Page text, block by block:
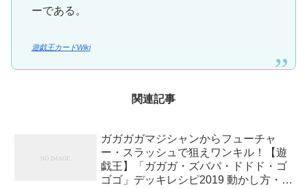
ーである。
遊戯王カードWiki
関連記事
ガガガガマジシャンからフューチャ
ー・スラッシュで狙えワンキル！【遊
戯王】「ガガガ・ズババ・ドドド・ゴ
ゴゴ」デッキレシピ2019 動かし方・回